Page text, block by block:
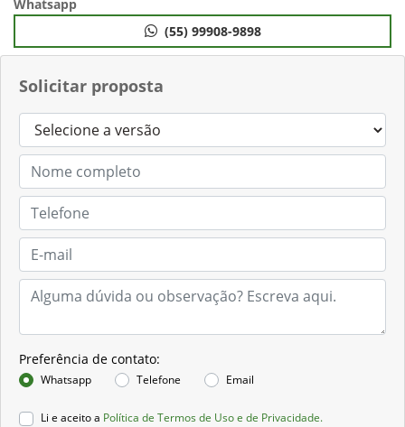
Solicitar proposta
Preferência de contato:
Whatsapp Telefone Email
Li e aceito a Política de Termos de Uso e de Privacidade.
Whatsapp
(55) 99908-9898